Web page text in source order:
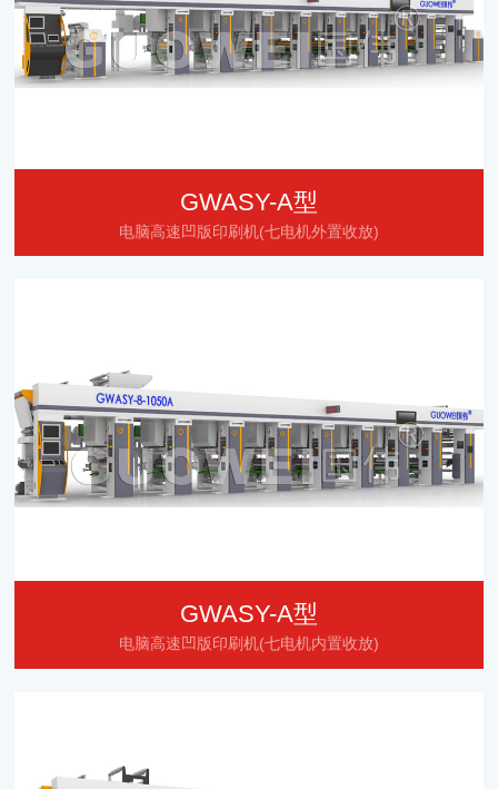
GWASY-A型
电脑高速凹版印刷机(七电机外置收放)
GWASY-A型
电脑高速凹版印刷机(七电机内置收放)